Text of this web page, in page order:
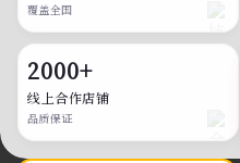
覆盖全国
2000+
线上合作店铺
品质保证